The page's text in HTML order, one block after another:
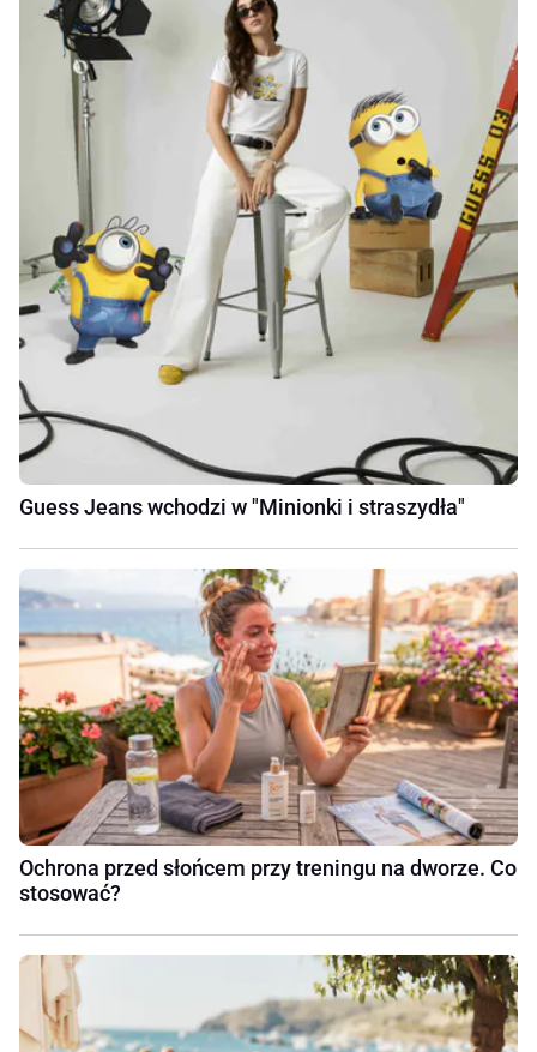
Guess Jeans wchodzi w "Minionki i straszydła"
Ochrona przed słońcem przy treningu na dworze. Co
stosować?